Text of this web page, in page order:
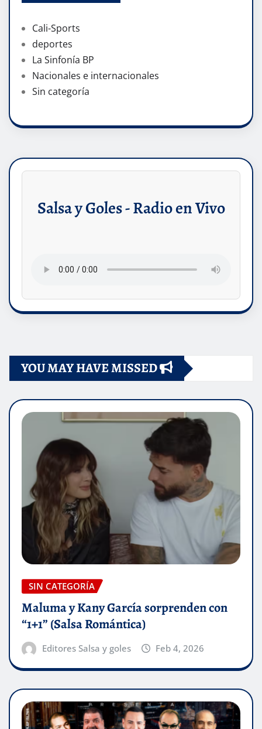
Cali-Sports
deportes
La Sinfonía BP
Nacionales e internacionales
Sin categoría
Salsa y Goles - Radio en Vivo
YOU MAY HAVE MISSED
SIN CATEGORÍA
Maluma y Kany García sorprenden con
“1+1” (Salsa Romántica)
Editores Salsa y goles Feb 4, 2026